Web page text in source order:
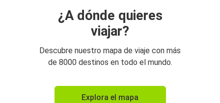
¿A dónde quieres
viajar?
Descubre nuestro mapa de viaje con más
de 8000 destinos en todo el mundo.
Explora el mapa